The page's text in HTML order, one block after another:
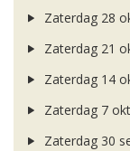
Zaterdag 28
Zaterdag 21
Zaterdag 14
Zaterdag 7
Zaterdag 30